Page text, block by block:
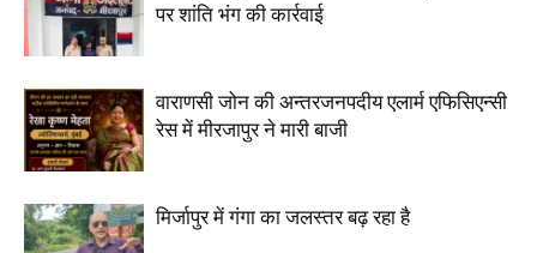
पर शांति भंग की कार्रवाई
वाराणसी जोन की अन्तरजनपदीय एलार्म एफिसिएन्सी
रेस में मीरजापुर ने मारी बाजी
मिर्जापुर में गंगा का जलस्तर बढ़ रहा है